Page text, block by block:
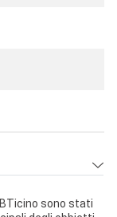
sono stati